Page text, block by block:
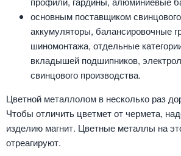
основным поставщиком
аккумуляторы, балансировочные
шиномонтажа, отдельные
вкладышей подшипников,
свинцового производства.
Цветной металлолом в несколько раз
Чтобы отличить цветмет от чермета,
изделию магнит. Цветные металлы на
отреагируют.